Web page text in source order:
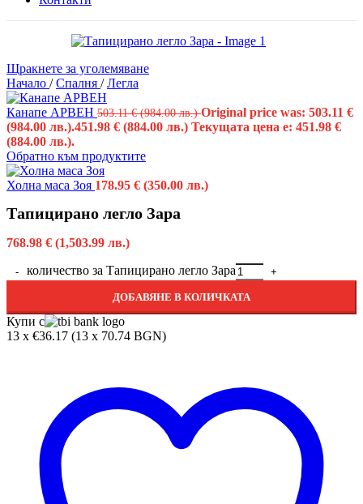
Щракнете за уголемяване
Начало / Спалня / Легла
Канапе АРВЕН 503.11€ (984.00 лв.) Original price was: 503.11 €
(984.00 лв.).451.98 € (884.00 лв.) Текущата цена е: 451.98 €
(884.00 лв.).
Обратно към продуктите
Холна маса Зоя 178.95 € (350.00 лв.)
Тапицирано легло Зара
768.98 € (1,503.99 лв.)
количество за Тапицирано легло Зара
ДОБАВЯНЕ В КОЛИЧКАТА
Купи с
13 x €36.17 (13 x 70.74 BGN)